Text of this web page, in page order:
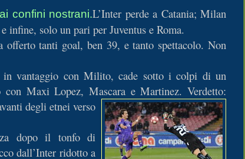
confini nostrani.L’Inter perde a Catania; Milan
solo un pari per Juventus e Roma.
tanti goal, ben 39, e tanto spettacolo. Non
in vantaggio con Milito, cade sotto i colpi di un
con Maxi Lopez, Mascara e Martinez. Verdetto:
degli etnei verso
dopo il tonfo di
dall’Inter ridotto a